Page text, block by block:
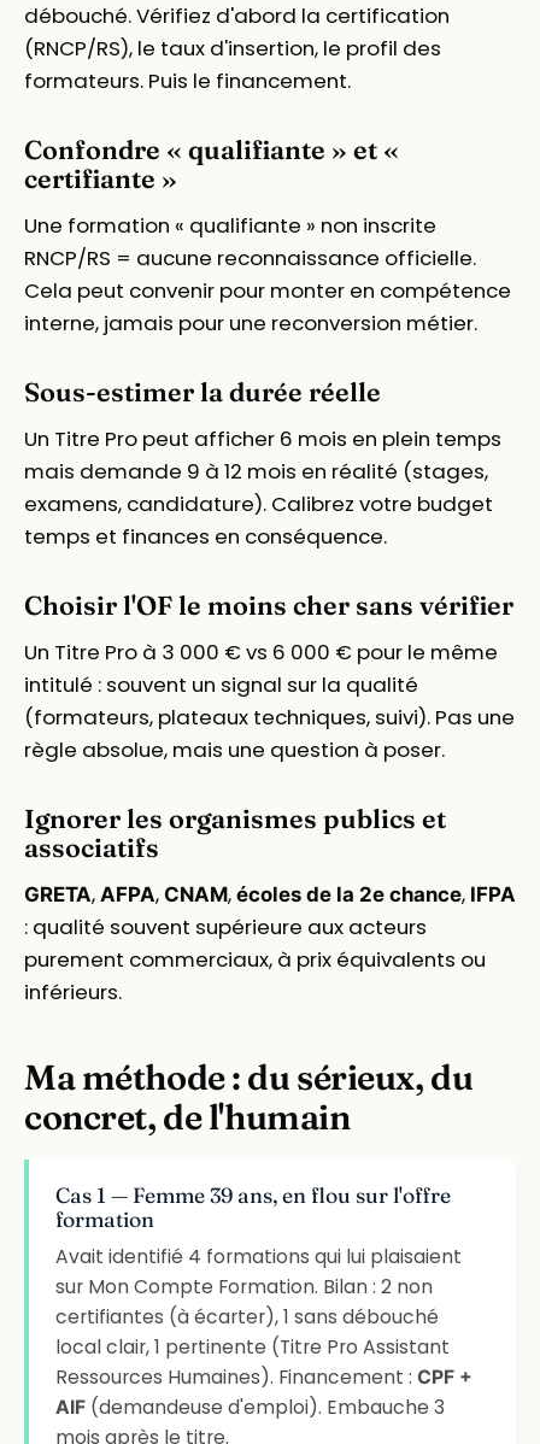
débouché. Vérifiez d'abord la certification
(RNCP/RS), le taux d'insertion, le profil des
formateurs. Puis le financement.
Confondre « qualifiante » et «
certifiante »
Une formation « qualifiante » non inscrite
RNCP/RS = aucune reconnaissance officielle.
Cela peut convenir pour monter en compétence
interne, jamais pour une reconversion métier.
Sous-estimer la durée réelle
Un Titre Pro peut afficher 6 mois en plein temps
mais demande 9 à 12 mois en réalité (stages,
examens, candidature). Calibrez votre budget
temps et finances en conséquence.
Choisir l'OF le moins cher sans vérifier
Un Titre Pro à 3 000 € vs 6 000 € pour le même
intitulé : souvent un signal sur la qualité
(formateurs, plateaux techniques, suivi). Pas une
règle absolue, mais une question à poser.
Ignorer les organismes publics et
associatifs
GRETA, AFPA, CNAM, écoles de la 2e chance, IFPA
: qualité souvent supérieure aux acteurs
purement commerciaux, à prix équivalents ou
inférieurs.
Ma méthode : du sérieux, du
concret, de l'humain
Cas 1 — Femme 39 ans, en flou sur l'offre
formation
Avait identifié 4 formations qui lui plaisaient
sur Mon Compte Formation. Bilan : 2 non
certifiantes (à écarter), 1 sans débouché
local clair, 1 pertinente (Titre Pro Assistant
Ressources Humaines). Financement :CPF +
AIF (demandeuse d'emploi). Embauche 3
mois après le titre.